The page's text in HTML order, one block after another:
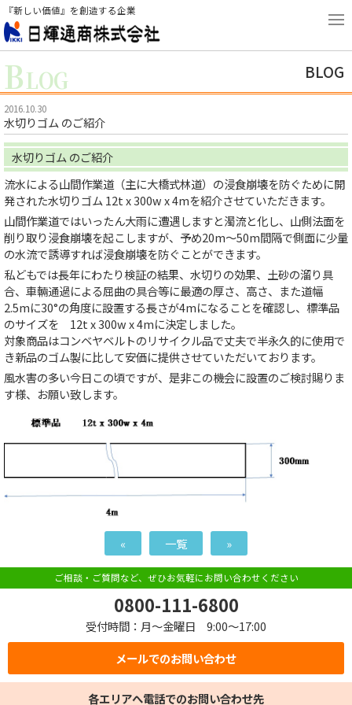
『新しい価値』を創造する企業
BLOG
BLOG
2016.10.30
水切りゴム のご紹介
水切りゴム のご紹介
流水による山間作業道（主に大橋式林道）の浸食崩壊を防ぐために開
発された水切りゴム 12t x 300w x 4mを紹介させていただきます。
山間作業道ではいったん大雨に遭遇しますと濁流と化し、山側法面を
削り取り浸食崩壊を起こしますが、予め20m～50m間隔で側面に少量
の水流で誘導すれば浸食崩壊を防ぐことができます。
私どもでは長年にわたり検証の結果、水切りの効果、土砂の溜り具
合、車輛通過による屈曲の具合等に最適の厚さ、高さ、また道幅
2.5mに30°の角度に設置する長さが4mになることを確認し、標準品
のサイズを 12t x 300w x 4mに決定しました。
対象商品はコンベヤベルトのリサイクル品で丈夫で半永久的に使用で
き新品のゴム製に比して安価に提供させていただいております。
風水害の多い今日この頃ですが、是非この機会に設置のご検討賜りま
す様、お願い致します。
« 一覧 »
ご相談・ご質問など、ぜひお気軽にお問い合わせください
0800-111-6800
受付時間：月～金曜日 9:00～17:00
メールでのお問い合わせ
各エリアへ電話でのお問い合わせ先